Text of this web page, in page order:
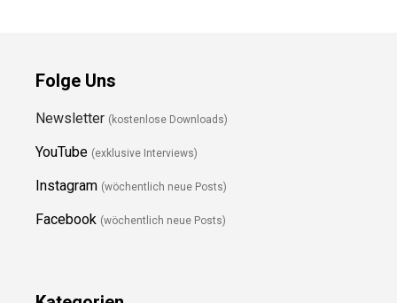
Folge Uns
Newsletter (kostenlose Downloads)
YouTube (exklusive Interviews)
Instagram (wöchentlich neue Posts)
Facebook (wöchentlich neue Posts)